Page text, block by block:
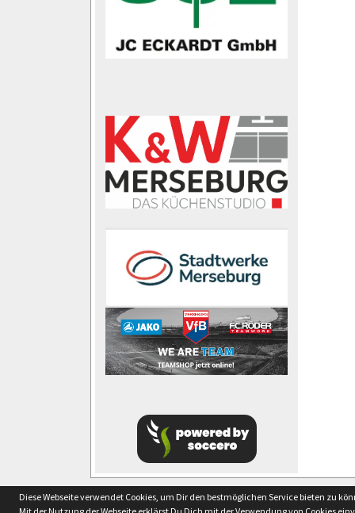
soccero.de
© 2006 - 2026
Diese Webseite verwendet Cookies, um Dir den bestmöglichen Service bieten zu